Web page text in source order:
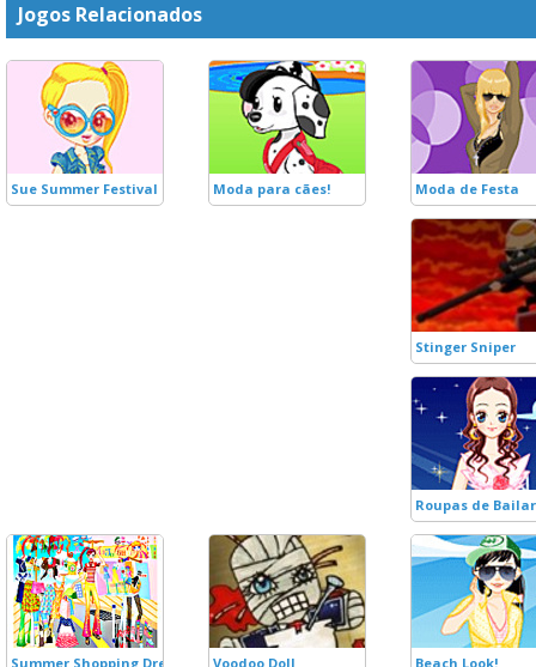
Jogos Relacionados
Sue Summer Festival Moda para cães! Moda de Festa
Stinger Sniper
Roupas de
Summer Shopping Dress Up Voodoo Doll Beach Look!